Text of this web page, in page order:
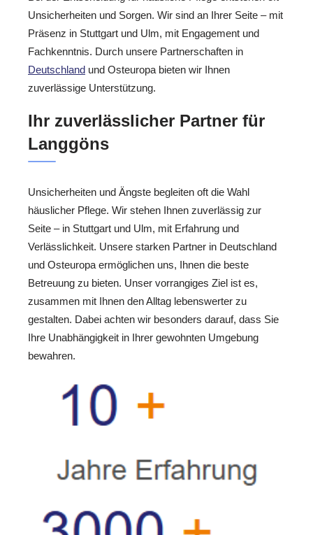
Unsicherheiten und Sorgen. Wir sind an Ihrer Seite – mit
Präsenz in Stuttgart und Ulm, mit Engagement und
Fachkenntnis. Durch unsere Partnerschaften in
Deutschland und Osteuropa bieten wir Ihnen
zuverlässige Unterstützung.
Ihr zuverlässlicher Partner für
Langgöns
Unsicherheiten und Ängste begleiten oft die Wahl
häuslicher Pflege. Wir stehen Ihnen zuverlässig zur
Seite – in Stuttgart und Ulm, mit Erfahrung und
Verlässlichkeit. Unsere starken Partner in Deutschland
und Osteuropa ermöglichen uns, Ihnen die beste
Betreuung zu bieten. Unser vorrangiges Ziel ist es,
zusammen mit Ihnen den Alltag lebenswerter zu
gestalten. Dabei achten wir besonders darauf, dass Sie
Ihre Unabhängigkeit in Ihrer gewohnten Umgebung
bewahren.